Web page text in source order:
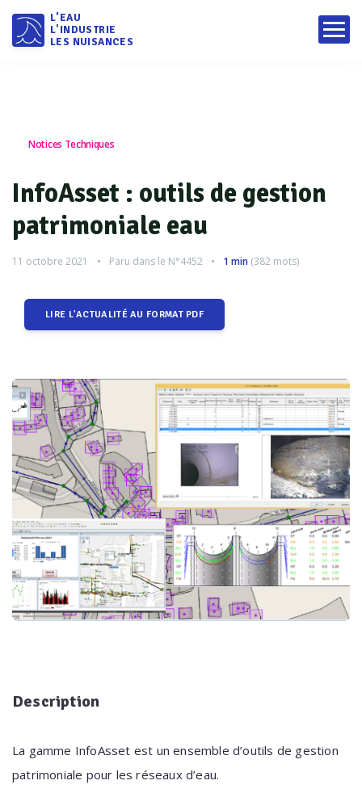
L'EAU
L'INDUSTRIE
LES NUISANCES
Notices Techniques
InfoAsset : outils de gestion
patrimoniale eau
11 octobre 2021 Paru dans le N°4452 1 min (382 mots)
LIRE L'ACTUALITÉ AU FORMAT PDF
Description
La gamme InfoAsset est un ensemble d’outils de gestion
patrimoniale pour les réseaux d’eau.